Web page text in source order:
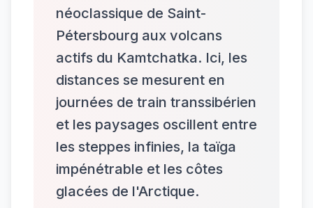
néoclassique de Saint-
Pétersbourg aux volcans
actifs du Kamtchatka. Ici, les
distances se mesurent en
journées de train transsibérien
et les paysages oscillent entre
les steppes infinies, la taïga
impénétrable et les côtes
glacées de l'Arctique.